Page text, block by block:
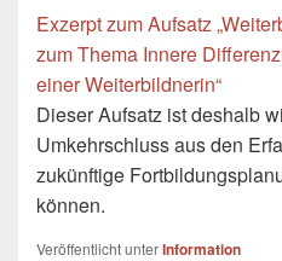
Exzerpt zum Aufsatz
zum Thema Innere
einer Weiterbildnerin“
Dieser Aufsatz ist deshalb
Umkehrschluss aus den
zukünftige
können.
Veröffentlicht unterInformation